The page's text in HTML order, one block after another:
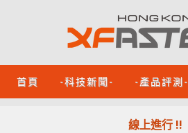
首頁 -科技新聞- -產品評測-
線上進行 !!